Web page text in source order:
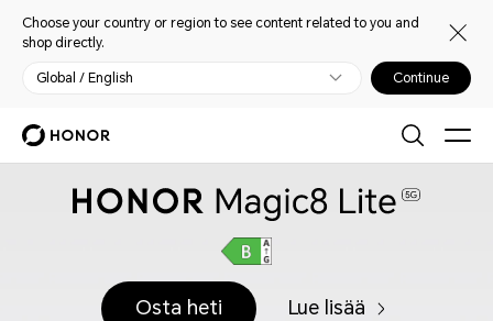
Choose your country or region to see content related to you and
shop directly.
Global / English Continue
Osta heti Lue lisää